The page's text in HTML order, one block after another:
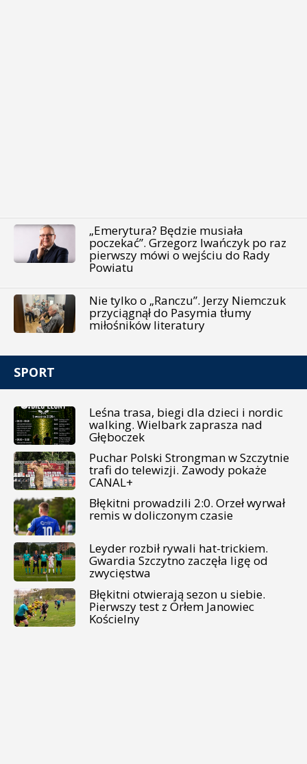
„Emerytura? Będzie musiała
poczekać”. Grzegorz Iwańczyk po raz
pierwszy mówi o wejściu do Rady
Powiatu
Nie tylko o „Ranczu”. Jerzy Niemczuk
przyciągnął do Pasymia tłumy
miłośników literatury
SPORT
Leśna trasa, biegi dla dzieci i nordic
walking. Wielbark zaprasza nad
Głęboczek
Puchar Polski Strongman w Szczytnie
trafi do telewizji. Zawody pokaże
CANAL+
Błękitni prowadzili 2:0. Orzeł wyrwał
remis w doliczonym czasie
Leyder rozbił rywali hat-trickiem.
Gwardia Szczytno zaczęła ligę od
zwycięstwa
Błękitni otwierają sezon u siebie.
Pierwszy test z Orłem Janowiec
Kościelny